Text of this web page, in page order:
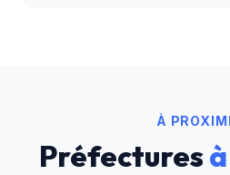
À
Préfectures